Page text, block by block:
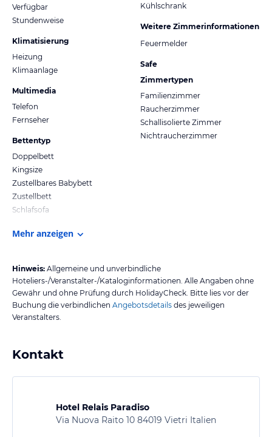
Verfügbar
Stundenweise
Klimatisierung
Heizung
Klimaanlage
Multimedia
Telefon
Fernseher
Bettentyp
Doppelbett
Kingsize
Zustellbares Babybett
Zustellbett
Schlafsofa
Kühlschrank
Weitere Zimmerinformationen
Feuermelder
Safe
Zimmertypen
Familienzimmer
Raucherzimmer
Schallisolierte Zimmer
Nichtraucherzimmer
Mehr anzeigen
Hinweis: Allgemeine und unverbindliche
Hoteliers-/Veranstalter-/Kataloginformationen. Alle Angaben ohne
Gewähr und ohne Prüfung durch HolidayCheck. Bitte lies vor der
Buchung die verbindlichen Angebotsdetails des jeweiligen
Veranstalters.
Kontakt
Hotel Relais Paradiso
Via Nuova Raito 10 84019 Vietri Italien